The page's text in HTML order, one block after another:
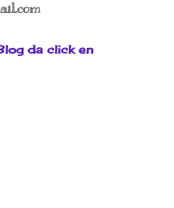
da click en